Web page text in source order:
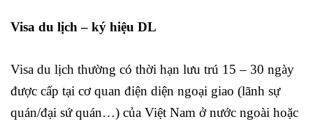
Visa du lịch – ký hiệu DL
Visa du lịch thường có thời hạn lưu trú 15 – 30 ngày
được cấp tại cơ quan điện diện ngoại giao (lãnh sự
quán/đại sứ quán…) của Việt Nam ở nước ngoài hoặc